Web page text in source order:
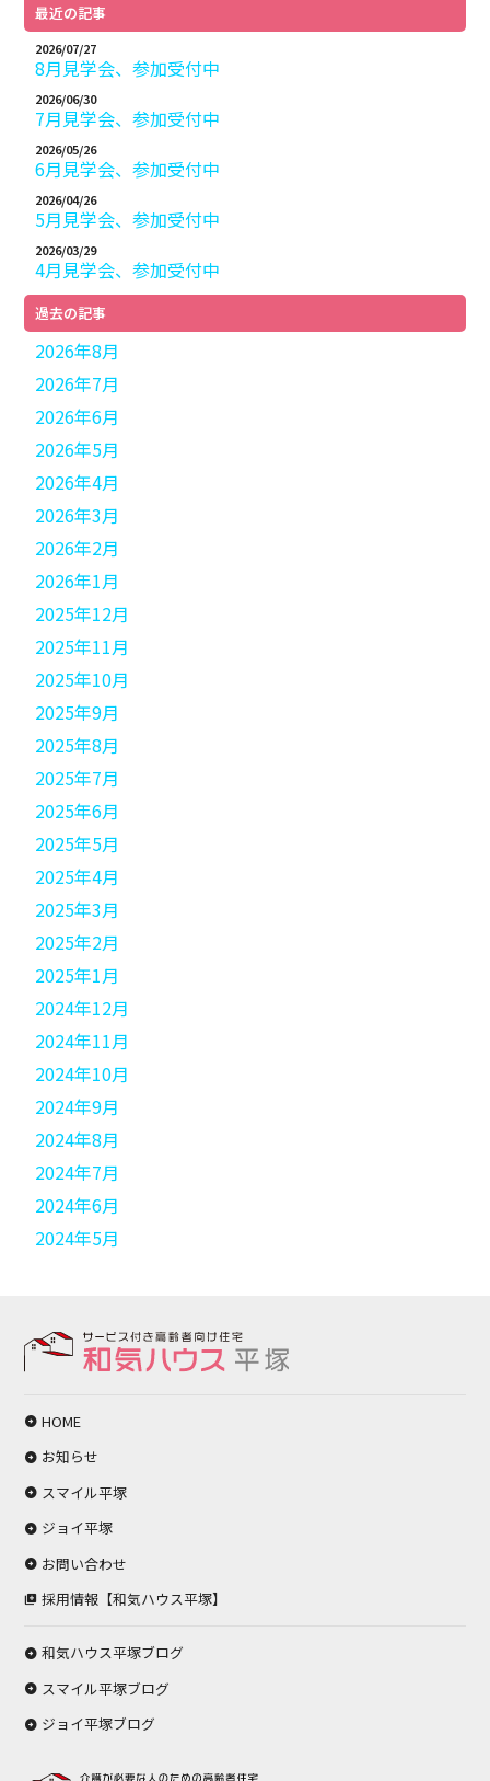
最近の記事
2026/07/27
8月見学会、参加受付中
2026/06/30
7月見学会、参加受付中
2026/05/26
6月見学会、参加受付中
2026/04/26
5月見学会、参加受付中
2026/03/29
4月見学会、参加受付中
過去の記事
2026年8月
2026年7月
2026年6月
2026年5月
2026年4月
2026年3月
2026年2月
2026年1月
2025年12月
2025年11月
2025年10月
2025年9月
2025年8月
2025年7月
2025年6月
2025年5月
2025年4月
2025年3月
2025年2月
2025年1月
2024年12月
2024年11月
2024年10月
2024年9月
2024年8月
2024年7月
2024年6月
2024年5月
HOME
お知らせ
スマイル平塚
ジョイ平塚
お問い合わせ
採用情報【和気ハウス平塚】
和気ハウス平塚ブログ
スマイル平塚ブログ
ジョイ平塚ブログ